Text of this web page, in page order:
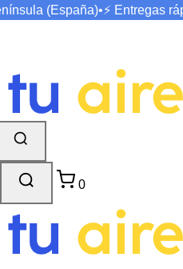
(España)•⚡ Entregas
0